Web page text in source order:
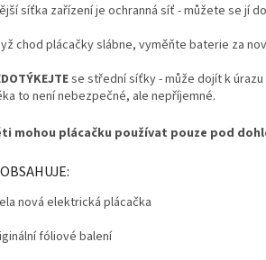
síťka zařízení je ochranná síť - můžete se jí
chod plácačky slábne, vyměňte baterie za
se střední síťky - může dojít k
to není nebezpečné, ale nepříjemné.
mohou plácačku používat pouze pod
nová elektrická plácačka
fóliové balení